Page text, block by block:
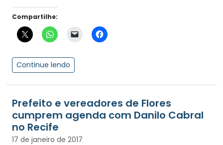
Compartilhe:
Continue lendo
Prefeito e vereadores de Flores
cumprem agenda com Danilo Cabral
no Recife
17 de janeiro de 2017